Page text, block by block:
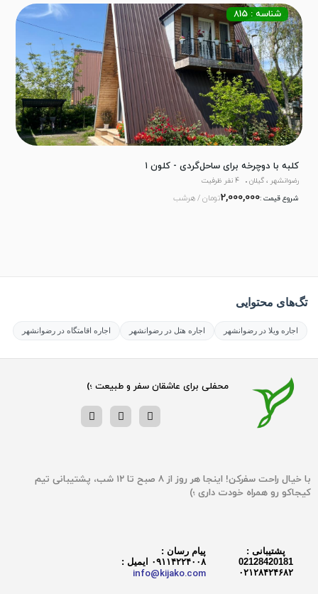
کلبه با دوچرخه برای ساحل‌گردی - کلون ۱
شناسه : 815
رضوانشهر ، گیلان
4 نفر ظرفیت
شروع قیمت :2,000,000تومان / هرشب
تگ‌های محتوایی
اجاره ویلا در رضوانشهر اجاره هتل در رضوانشهر اجاره اقامتگاه در رضوانشهر
محفلی برای عاشقان سفر و طبیعت ؛)
با خیال راحت سفرکن! اینجا هر روز از ۸ صبح تا ۱۲ شب، پشتیبانی تیم‌
کیجاکو رو همراه خودت داری ؛)
پشتیبانی :
02128420181
۰۲۱۲۸۴۲۴۶۸۲
پیام رسان :
۰۹۱۱۴۲۲۴۰۰۸ ایمیل :
info@kijako.com